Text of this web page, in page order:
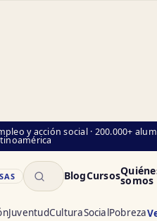
y acción social · 200.000+
Buscar
BlogCursossomos
JuventudCulturaSocialPobreza